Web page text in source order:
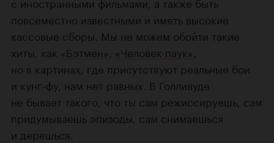
повсеместно известными и иметь высокие
кассовые сборы. Мы не можем обойти такие
хиты, как «Бэтмен» «Человек-паук»
но в картинах, где присутствуют реальные бои
и кунг-фу, нам нет равных. В Голливуде
не бывает такого, что ты сам режиссируешь, сам
придумываешь эпизоды, сам снимаешься
и дерешься.